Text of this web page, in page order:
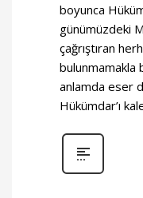
boyunca
günümüzdeki
çağrıştıran
bulunmamakla
anlamda eser
Hükümdar’ı